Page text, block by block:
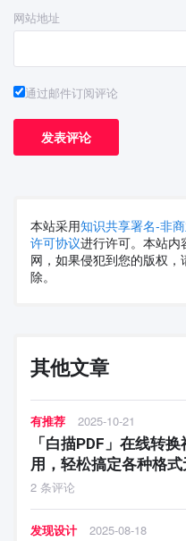
网站地址
通过邮件订阅评论
本站采用知识共享署名-非
许可协议进行许可。本站内
网，如果侵犯到您的版权
除。
其他文章
有推荐 2025-10-21
「白描PDF」在线转
用，轻松搞定各种格式
2 条评论
发现设计 2025-08-18